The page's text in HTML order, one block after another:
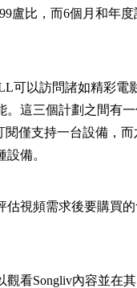
盧比，而6個月和年度
可以訪問諸如精彩電
。這三個計劃之間有
閱僅支持一台設備，而
備。
估視頻需求後要購買
觀看Songliv內容並在其